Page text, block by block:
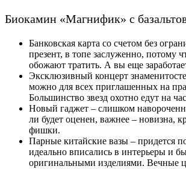
Биокамин «Магнифик» с
Банковская карта со счетом без
презент, в топе заслуженно, потому
обожают тратить. А вы еще
Эксклюзивный концерт
можно для всех приглашенных на
Большинство звезд охотно едут на
Новый гаджет – слишком
ли будет оценен, важнее – новизна,
фишки.
Парные китайские вазы – придется
идеально вписались в интерьеры и
оригинальными изделиями. Вечные